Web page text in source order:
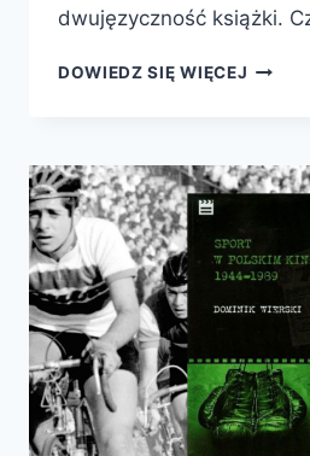
dwujęzyczność książki.
DOWIEDZ SIĘ WIĘCEJ DZIEJE
KINIE